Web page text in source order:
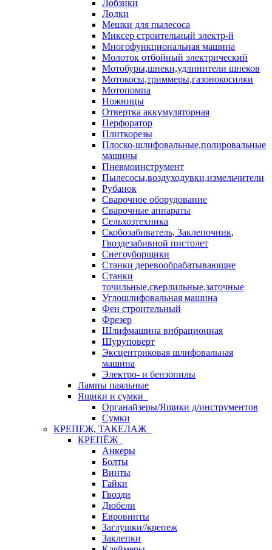
Лобзики
Лодки
Мешки для пылесоса
Миксер строительный электр-й
Многофункциональная машина
Молоток отбойный электрический
Мотобуры,шнеки,удлинители шнеков
Мотокосы,триммеры,газонокосилки
Мотопомпа
Ножницы
Отвертка аккумуляторная
Перфоратор
Плиткорезы
Плоско-шлифовальные,полировальные
машины
Пневмоинструмент
Пылесосы,воздуходувки,измельчители
Рубанок
Сварочное оборудование
Сварочные аппараты
Сельхозтехника
Скобозабиватель, Заклепочник,
Гвоздезабивной пистолет
Снегоуборщики
Станки деревообрабатывающие
Станки
точильные,сверлильные,заточные
Углошлифовальная машина
Фен строительный
Фрезер
Шлифмашина вибрационная
Шуруповерт
Эксцентриковая шлифовальная
машина
Электро- и бензопилы
Лампы паяльные
Ящики и сумки
Органайзеры/Ящики д/инструментов
Сумки
КРЕПЕЖ, ТАКЕЛАЖ
КРЕПЁЖ
Анкеры
Болты
Винты
Гайки
Гвозди
Дюбели
Евровинты
Заглушки//крепеж
Заклепки